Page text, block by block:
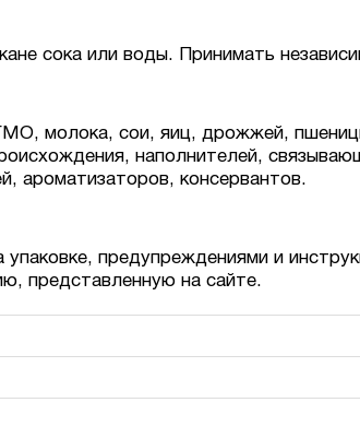
сока или воды. Принимать
молока, сои, яиц, дрожжей,
наполнителей,
ароматизаторов, консервантов.
предупреждениями и
представленную на сайте.